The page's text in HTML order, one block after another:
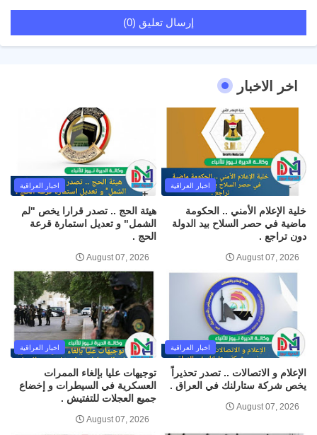
إرسال تعليق (0)
اخر الاخبار
اخبار العراقية
خلية الإعلام الأمني .. الحكومة
ماضية في حصر السلاح بيد الدولة
دون تراجع .
August 07, 2026
اخبار العراقية
هيئة الحج .. تصدر قرارا يخص "لم
الشمل" و تعديل استمارة قرعة
الحج .
August 07, 2026
اخبار العراقية
الإعلام و الاتصالات .. تصدر تحذيراً
يخص شركة ستارلنك في العراق .
August 07, 2026
اخبار العراقية
توجيهات عليا بإلغاء الممرات
العسكرية في السيطرات و إخضاع
جميع العجلات للتفتيش .
August 07, 2026